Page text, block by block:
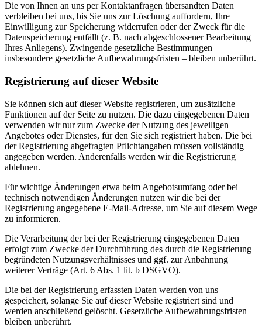
Die von Ihnen an uns per Kontaktanfragen übersandten Daten
verbleiben bei uns, bis Sie uns zur Löschung auffordern, Ihre
Einwilligung zur Speicherung widerrufen oder der Zweck für die
Datenspeicherung entfällt (z. B. nach abgeschlossener Bearbeitung
Ihres Anliegens). Zwingende gesetzliche Bestimmungen –
insbesondere gesetzliche Aufbewahrungsfristen – bleiben unberührt.
Registrierung auf dieser Website
Sie können sich auf dieser Website registrieren, um zusätzliche
Funktionen auf der Seite zu nutzen. Die dazu eingegebenen Daten
verwenden wir nur zum Zwecke der Nutzung des jeweiligen
Angebotes oder Dienstes, für den Sie sich registriert haben. Die bei
der Registrierung abgefragten Pflichtangaben müssen vollständig
angegeben werden. Anderenfalls werden wir die Registrierung
ablehnen.
Für wichtige Änderungen etwa beim Angebotsumfang oder bei
technisch notwendigen Änderungen nutzen wir die bei der
Registrierung angegebene E-Mail-Adresse, um Sie auf diesem Wege
zu informieren.
Die Verarbeitung der bei der Registrierung eingegebenen Daten
erfolgt zum Zwecke der Durchführung des durch die Registrierung
begründeten Nutzungsverhältnisses und ggf. zur Anbahnung
weiterer Verträge (Art. 6 Abs. 1 lit. b DSGVO).
Die bei der Registrierung erfassten Daten werden von uns
gespeichert, solange Sie auf dieser Website registriert sind und
werden anschließend gelöscht. Gesetzliche Aufbewahrungsfristen
bleiben unberührt.